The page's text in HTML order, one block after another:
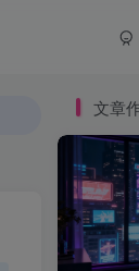
文章